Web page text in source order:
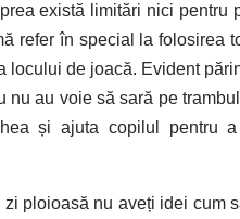
există limitări nici pentru
refer în special la folosirea
locului de joacă. Evident
nu au voie să sară pe
și ajuta copilul pentru
ploioasă nu aveți idei cum